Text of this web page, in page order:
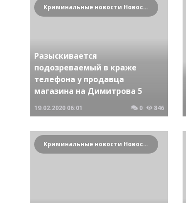
Криминальные новости Новосибирска и Сибирского региона
Разыскивается
подозреваемый в краже
телефона у продавца
магазина на Димитрова 5
19.02.2020 06:01 0 846
Криминальные новости Новосибирска и Сибирского региона